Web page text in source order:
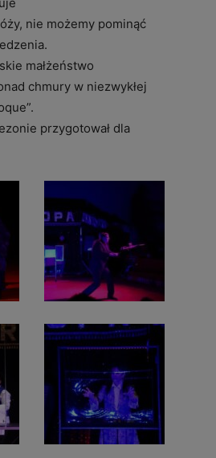
nie możemy pominąć
małżeństwo
chmury w niezwykłej
przygotował dla